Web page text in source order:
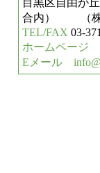
合内） （株
TEL/FAX 03-
ホームページ
Eメール